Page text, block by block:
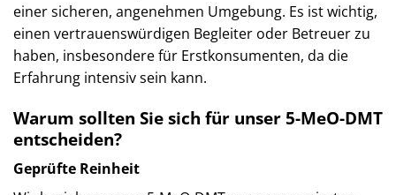
einer sicheren, angenehmen Umgebung. Es ist wichtig,
einen vertrauenswürdigen Begleiter oder Betreuer zu
haben, insbesondere für Erstkonsumenten, da die
Erfahrung intensiv sein kann.
Warum sollten Sie sich für unser 5-MeO-DMT
entscheiden?
Geprüfte Reinheit